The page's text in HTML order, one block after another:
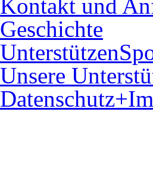
Kontakt und
Geschichte
Unterstützen
Unsere